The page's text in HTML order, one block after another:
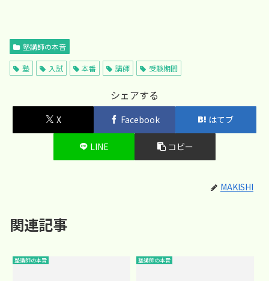
塾講師の本音
塾 入試 本番 講師 受験期間
シェアする
X Facebook はてブ
LINE コピー
MAKISHI
関連記事
塾講師の本音 塾講師の本音